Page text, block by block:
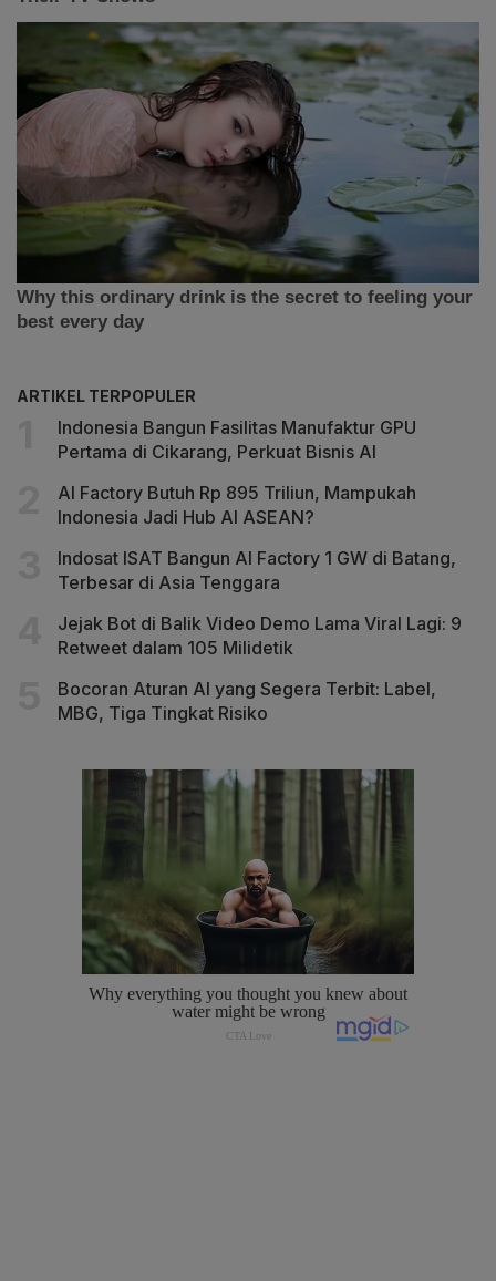
ARTIKEL TERPOPULER
Indonesia Bangun Fasilitas Manufaktur GPU
Pertama di Cikarang, Perkuat Bisnis AI
AI Factory Butuh Rp 895 Triliun, Mampukah
Indonesia Jadi Hub AI ASEAN?
Indosat ISAT Bangun AI Factory 1 GW di Batang,
Terbesar di Asia Tenggara
Jejak Bot di Balik Video Demo Lama Viral Lagi: 9
Retweet dalam 105 Milidetik
Bocoran Aturan AI yang Segera Terbit: Label,
MBG, Tiga Tingkat Risiko